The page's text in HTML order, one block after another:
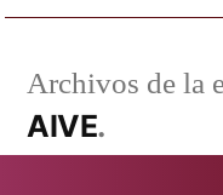
Archivos de la
AIVE